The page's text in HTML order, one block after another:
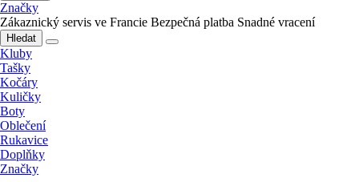
Značky
Zákaznický servis ve Francie Bezpečná platba Snadné vracení
Hledat
Kluby
Tašky
Kočáry
Kuličky
Boty
Oblečení
Rukavice
Doplňky
Značky